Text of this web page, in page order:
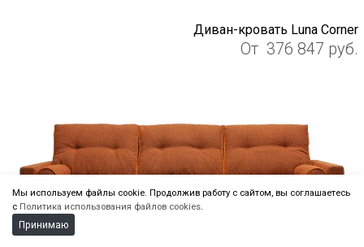
Диван-кровать Luna Corner
От 376 847 руб.
Мы используем файлы cookie. Продолжив работу с сайтом, вы соглашаетесь
с Политика использования файлов cookies.
Принимаю